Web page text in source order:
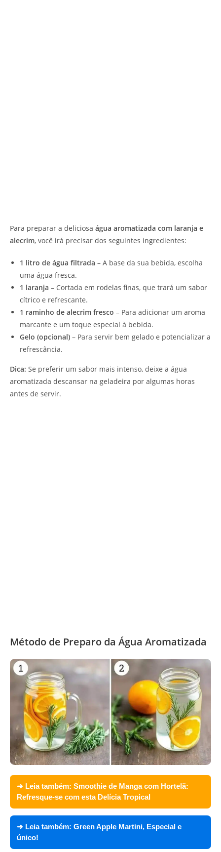
Para preparar a deliciosa água aromatizada com laranja e
alecrim, você irá precisar dos seguintes ingredientes:
1 litro de água filtrada – A base da sua bebida, escolha
uma água fresca.
1 laranja – Cortada em rodelas finas, que trará um sabor
cítrico e refrescante.
1 raminho de alecrim fresco – Para adicionar um aroma
marcante e um toque especial à bebida.
Gelo (opcional) – Para servir bem gelado e potencializar a
refrescância.
Dica: Se preferir um sabor mais intenso, deixe a água
aromatizada descansar na geladeira por algumas horas
antes de servir.
Método de Preparo da Água Aromatizada
➜ Leia também: Smoothie de Manga com Hortelã:
Refresque-se com esta Delícia Tropical
➜ Leia também: Green Apple Martini, Especial e
único!